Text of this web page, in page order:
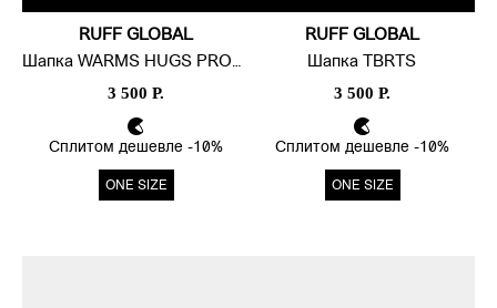
RUFF GLOBAL
Шапка WARMS HUGS PROTECTS
3 500 Р.
Сплитом дешевле -10%
ONE SIZE
RUFF GLOBAL
Шапка TBRTS
3 500 Р.
Сплитом дешевле -10%
ONE SIZE